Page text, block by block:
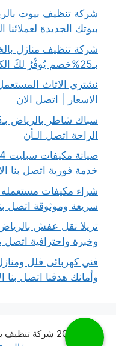
بيوتك الجديدة
شركة تنظيف منازل
بـ25%خصم يُوفِّرُ لكَ الكثير اتصل بنا الان
الاسعار | اتصل الان
الراحة اتصل الـأن
خدمة فورية اتصل بنا
سريعة وموثوقة اتصل
وخبرة واحترافية اتصل
وأمانك هدفنا اتصل بنا